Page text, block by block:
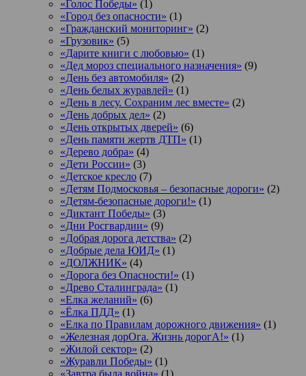
«Голос Победы» (1)
«Город без опасности» (1)
«Гражданский мониторинг» (2)
«Грузовик» (5)
«Дарите книги с любовью» (1)
«Дед мороз специального назначения» (9)
«День без автомобиля» (2)
«День белых журавлей» (1)
«День в лесу. Сохраним лес вместе» (2)
«День добрых дел» (2)
«День открытых дверей» (6)
«День памяти жертв ДТП» (1)
«Дерево добра» (4)
«Дети России» (3)
«Детское кресло (7)
«Детям Подмосковья – безопасные дороги» (2)
«Детям-безопасные дороги!» (1)
«Диктант Победы» (3)
«Дни Росгвардии» (9)
«Добрая дорога детства» (2)
«Добрые дела ЮИД» (1)
«ДОЛЖНИК» (4)
«Дорога без Опасности!» (1)
«Древо Сталинграда» (1)
«Елка желаний» (6)
«Ёлка ПДД» (1)
«Елка по Правилам дорожного движения» (1)
«Железная дорОга. Жизнь дорогА!» (1)
«Жилой сектор» (2)
«Журавли Победы» (1)